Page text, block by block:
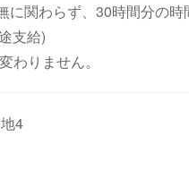
に関わらず、30時間分の時
支給)
わりません。
4